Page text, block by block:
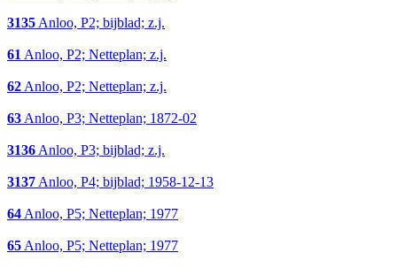
3135Anloo, P2; bijblad; z.j.
61Anloo, P2; Netteplan; z.j.
62Anloo, P2; Netteplan; z.j.
63Anloo, P3; Netteplan; 1872-02
3136Anloo, P3; bijblad; z.j.
3137Anloo, P4; bijblad; 1958-12-13
64Anloo, P5; Netteplan; 1977
65Anloo, P5; Netteplan; 1977